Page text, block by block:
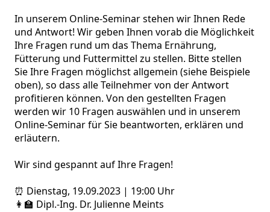
In unserem Online-Seminar stehen wir Ihnen Rede
und Antwort! Wir geben Ihnen vorab die Möglichkeit
Ihre Fragen rund um das Thema Ernährung,
Fütterung und Futtermittel zu stellen. Bitte stellen
Sie Ihre Fragen möglichst allgemein (siehe Beispiele
oben), so dass alle Teilnehmer von der Antwort
profitieren können. Von den gestellten Fragen
werden wir 10 Fragen auswählen und in unserem
Online-Seminar für Sie beantworten, erklären und
erläutern.
Wir sind gespannt auf Ihre Fragen!
⏰ Dienstag, 19.09.2023 | 19:00 Uhr
👩‍🏫 Dipl.-Ing. Dr. Julienne Meints